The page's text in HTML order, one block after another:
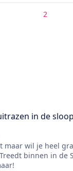
in de
maar wil je heel
binnen in de